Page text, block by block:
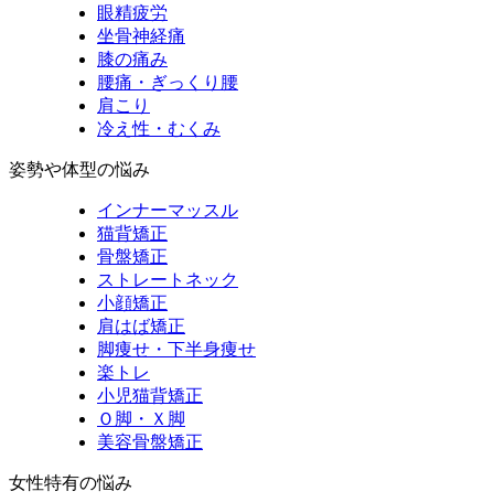
眼精疲労
坐骨神経痛
膝の痛み
腰痛・ぎっくり腰
肩こり
冷え性・むくみ
姿勢や体型の悩み
インナーマッスル
猫背矯正
骨盤矯正
ストレートネック
小顔矯正
肩はば矯正
脚痩せ・下半身痩せ
楽トレ
小児猫背矯正
Ｏ脚・Ｘ脚
美容骨盤矯正
女性特有の悩み